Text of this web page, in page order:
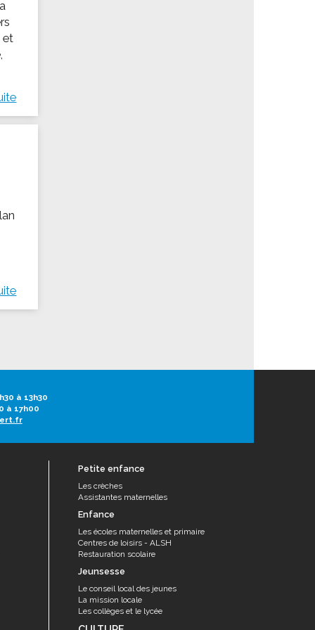
et
à 13h30
à 17h00
Petite enfance
Les crèches
Assistantes maternelles
Enfance
Les écoles maternelles et primaire
Centres de loisirs - ALSH
Restauration scolaire
Jeunsesse
Le conseil local des jeunes
La mission locale
Les collèges et le lycée